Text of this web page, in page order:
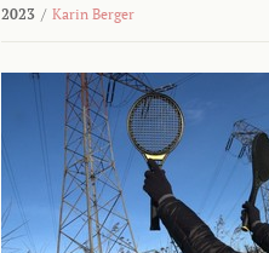
2023 / Karin Berger